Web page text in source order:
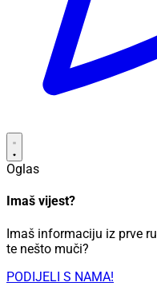
Oglas
Imaš vijest?
Imaš informaciju iz prve
te nešto muči?
PODIJELI S NAMA!